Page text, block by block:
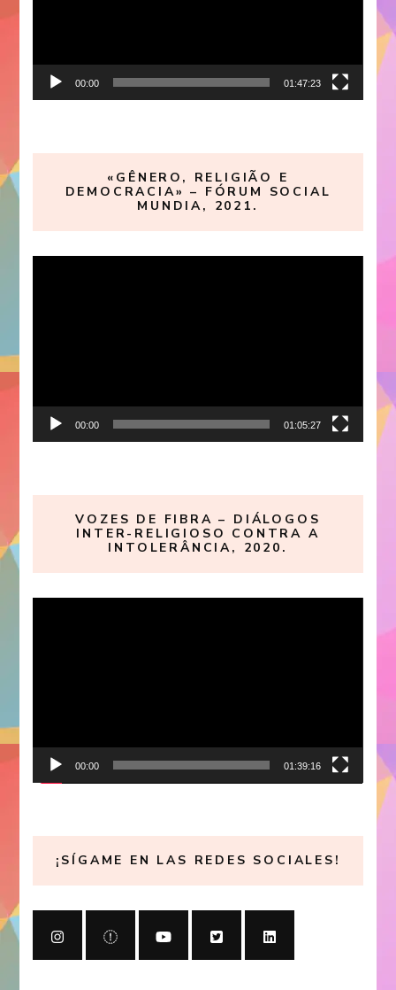
00:00 01:47:23
«GÊNERO, RELIGIÃO E
DEMOCRACIA» – FÓRUM SOCIAL
MUNDIA, 2021.
00:00 01:05:27
VOZES DE FIBRA – DIÁLOGOS
INTER-RELIGIOSO CONTRA A
INTOLERÂNCIA, 2020.
00:00 01:39:16
¡SÍGAME EN LAS REDES SOCIALES!